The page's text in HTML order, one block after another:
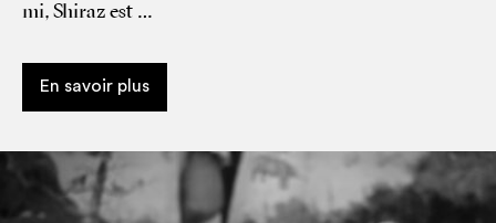
mi, Shi­raz est …
En savoir plus